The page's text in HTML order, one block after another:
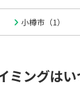
小樽市（1）
ミングはい